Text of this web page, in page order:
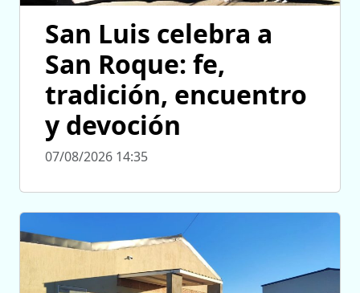
San Luis celebra a
San Roque: fe,
tradición, encuentro
y devoción
07/08/2026 14:35